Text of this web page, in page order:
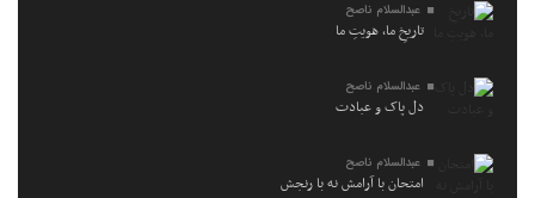
عبدالسلام ناصح
تاریخِ ما، هویتِ ما
عبدالسلام ناصح
دل پاک و عبادت
عبدالسلام ناصح
امتحان با آرامش نه با رنجش